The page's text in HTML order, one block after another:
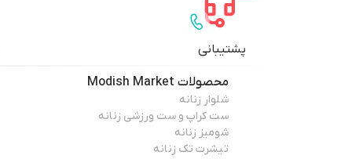
پشتیبانی
محصولات Modish Market
شلوار زنانه
ست کراپ و ست ورزشی زنانه
شومیز زنانه
تیشرت تک زنانه